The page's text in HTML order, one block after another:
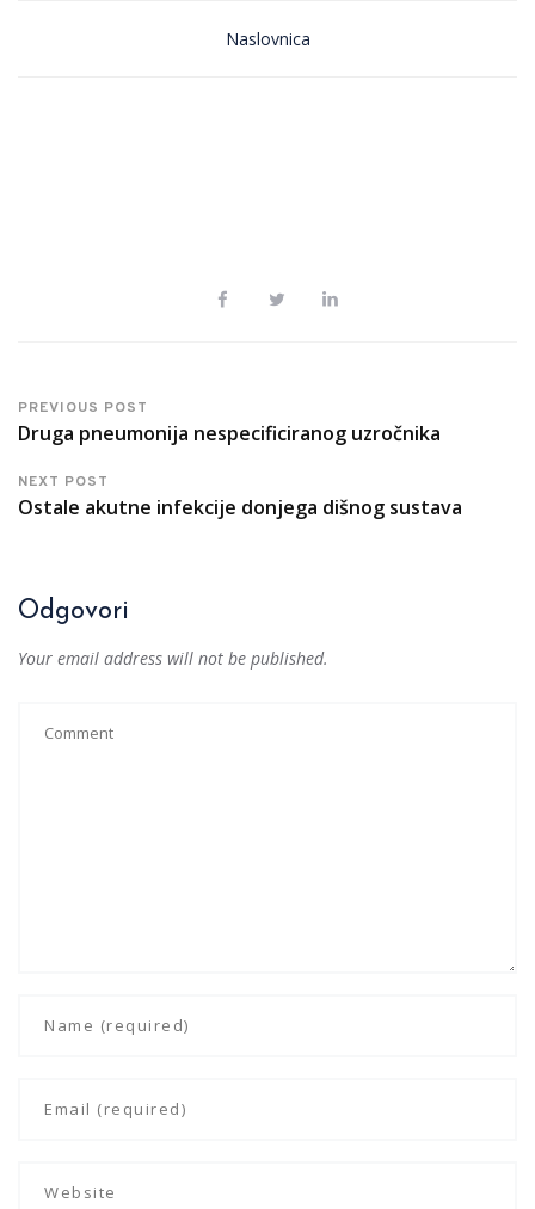
Naslovnica
PREVIOUS POST
Druga pneumonija nespecificiranog uzročnika
NEXT POST
Ostale akutne infekcije donjega dišnog sustava
Odgovori
Your email address will not be published.